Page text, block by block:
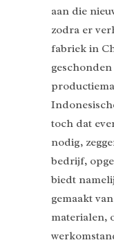
aan die
zodra er
fabriek in
toch dat
nodig,
bedrijf,
biedt
gemaakt
materialen,